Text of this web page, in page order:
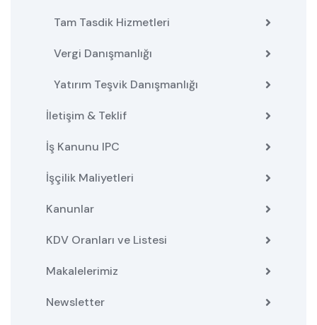
Tam Tasdik Hizmetleri
Vergi Danışmanlığı
Yatırım Teşvik Danışmanlığı
İletişim & Teklif
İş Kanunu IPC
İşçilik Maliyetleri
Kanunlar
KDV Oranları ve Listesi
Makalelerimiz
Newsletter